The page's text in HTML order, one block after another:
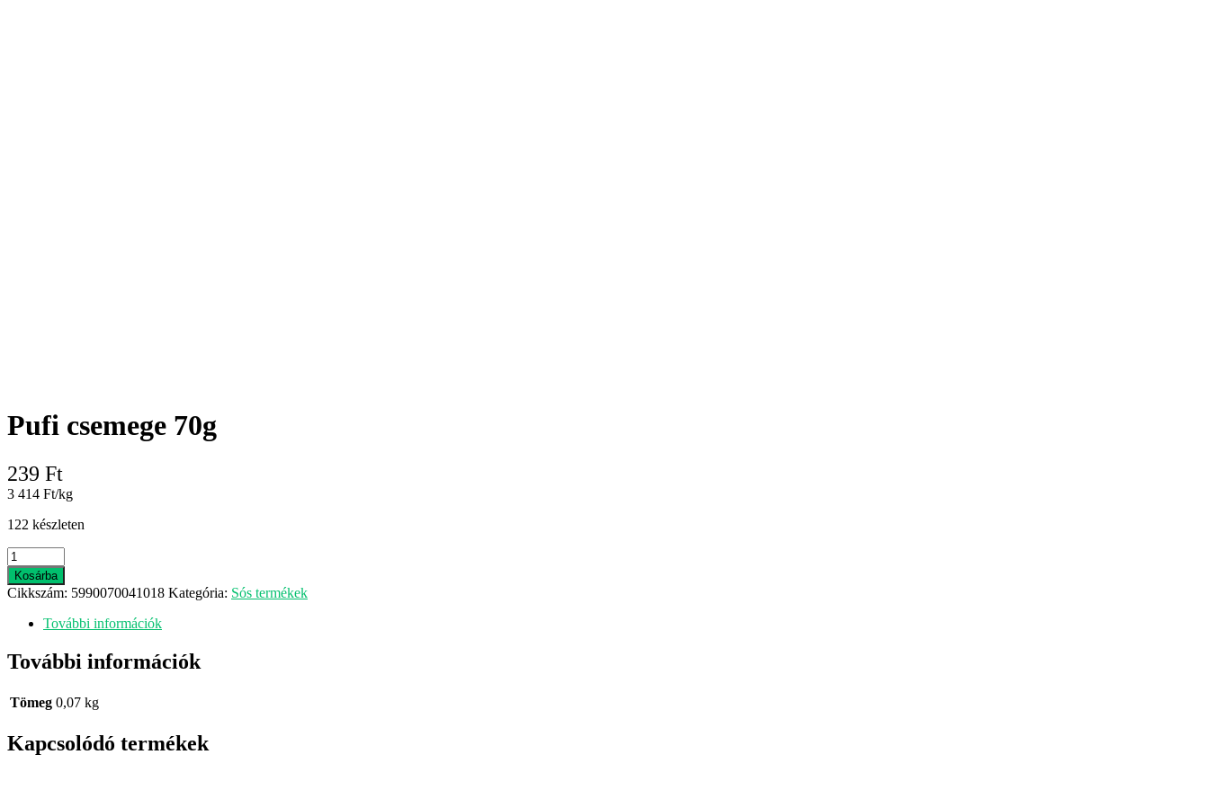
Pufi csemege 70g
239 Ft
3 414 Ft/kg
122 készleten
Pufi
csemege
70g
mennyiség
Kosárba
Cikkszám: 5990070041018 Kategória: Sós termékek
További információk
További információk
Tömeg 0,07 kg
Kapcsolódó termékek